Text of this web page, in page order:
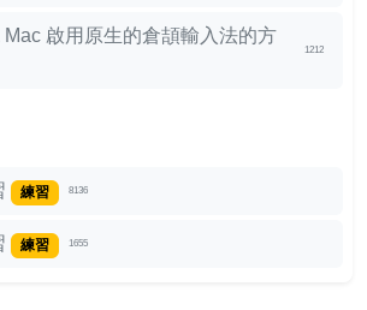
啟用原生的倉頡輸入法的方
1212
練習 8136
練習 1655